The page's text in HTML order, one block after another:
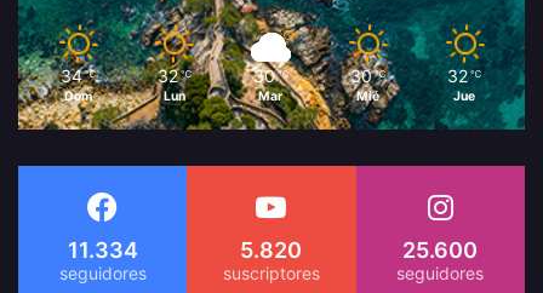
34 ℃
Dom
32 ℃
Lun
30 ℃
Mar
30 ℃
Mié
32 ℃
Jue
11.334 5.820 25.600